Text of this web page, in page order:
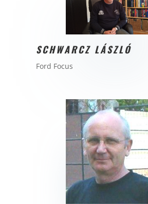
SCHWARCZ LÁSZLÓ
Ford Focus